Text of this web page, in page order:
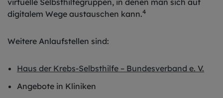
virtuelle Selbsthilfegruppen, in denen man sich auf
digitalem Wege austauschen kann.4
Weitere Anlaufstellen sind:
Haus der Krebs-Selbsthilfe – Bundesverband e. V.
Angebote in Kliniken